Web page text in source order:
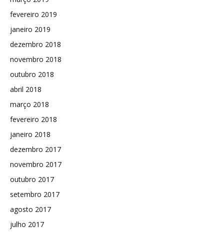
fevereiro 2019
janeiro 2019
dezembro 2018
novembro 2018
outubro 2018
abril 2018
março 2018
fevereiro 2018
janeiro 2018
dezembro 2017
novembro 2017
outubro 2017
setembro 2017
agosto 2017
julho 2017